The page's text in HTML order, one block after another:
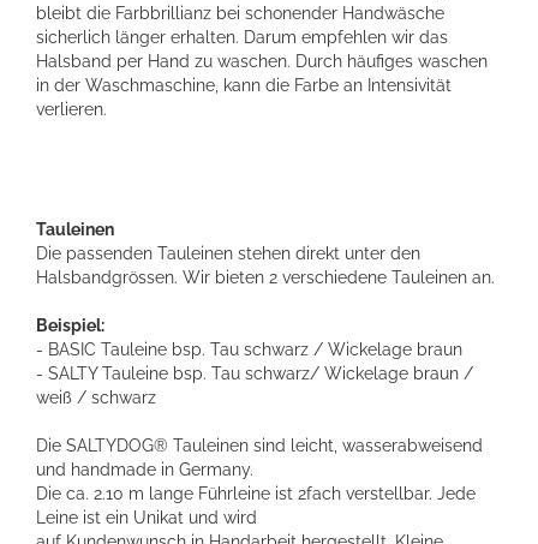
bleibt die Farbbrillianz bei schonender Handwäsche
sicherlich länger erhalten. Darum empfehlen wir das
Halsband per Hand zu waschen. Durch häufiges waschen
in der Waschmaschine, kann die Farbe an Intensivität
verlieren.
Tauleinen
Die passenden Tauleinen stehen direkt unter den
Halsbandgrössen. Wir bieten 2 verschiedene Tauleinen an.
Beispiel:
- BASIC Tauleine bsp. Tau schwarz / Wickelage braun
- SALTY Tauleine bsp. Tau schwarz/ Wickelage braun /
weiß / schwarz
Die SALTYDOG® Tauleinen sind leicht, wasserabweisend
und handmade in Germany.
Die ca. 2.10 m lange Führleine ist 2fach verstellbar. Jede
Leine ist ein Unikat und wird